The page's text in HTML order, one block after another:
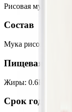
Рисовая мука для
Состав
Мука рисовая.
Пищевая
Жиры: 0.6Белки
Срок годности